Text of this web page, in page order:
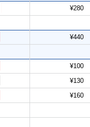
¥280
¥440
¥100
¥130
¥160